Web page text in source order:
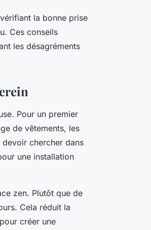
la bonne prise
Ces conseils
les désagréments
Pour un premier
de vêtements, les
devoir chercher dans
une installation
zen. Plutôt que de
Cela réduit la
créer une